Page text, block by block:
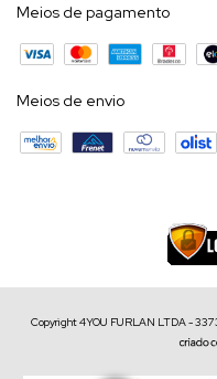
Meios de pagamento
Meios de envio
Copyright 4YOU FURLAN LTDA -